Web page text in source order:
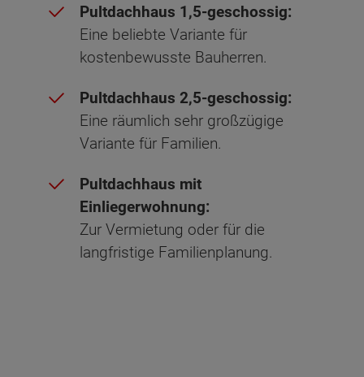
Pultdachhaus 1,5-geschossig:
Eine beliebte Variante für
kostenbewusste Bauherren.
Pultdachhaus 2,5-geschossig:
Eine räumlich sehr großzügige
Variante für Familien.
Pultdachhaus mit
Einliegerwohnung:
Zur Vermietung oder für die
langfristige Familienplanung.